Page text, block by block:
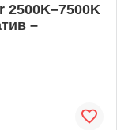
2500K–7500K
–